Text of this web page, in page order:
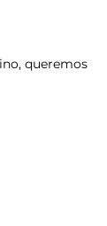
queremos